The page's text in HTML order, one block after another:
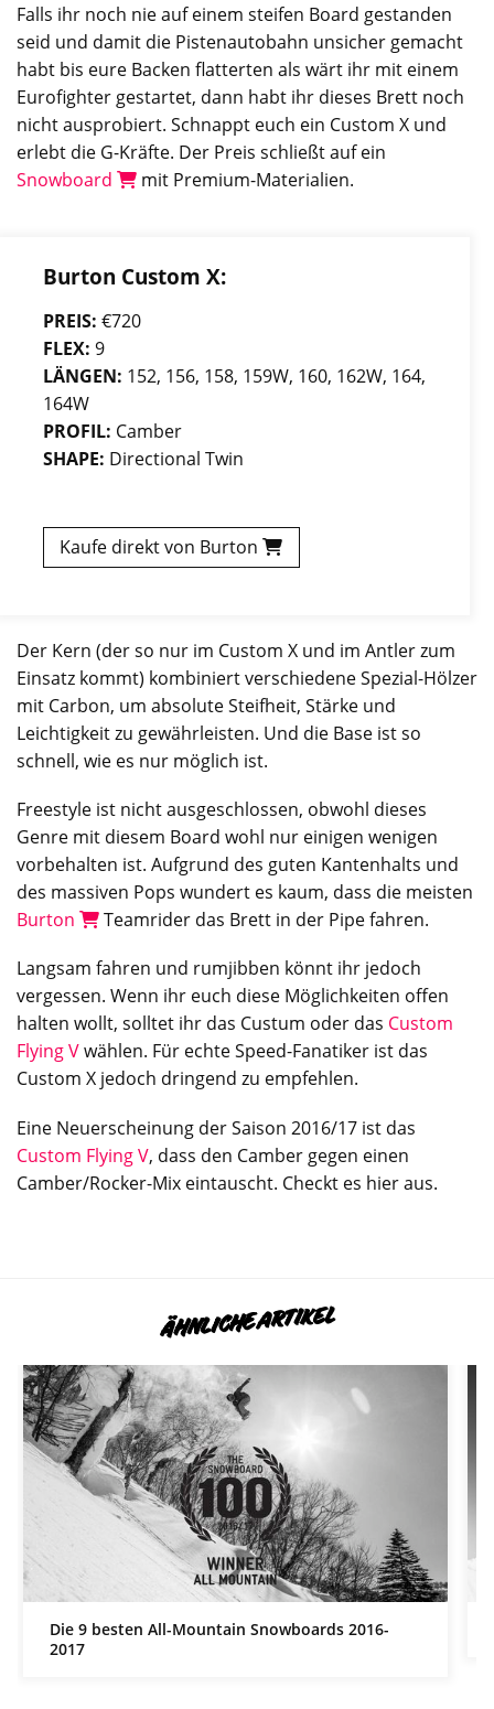
Falls ihr noch nie auf einem steifen Board gestanden
seid und damit die Pistenautobahn unsicher gemacht
habt bis eure Backen flatterten als wärt ihr mit einem
Eurofighter gestartet, dann habt ihr dieses Brett noch
nicht ausprobiert. Schnappt euch ein Custom X und
erlebt die G-Kräfte. Der Preis schließt auf ein
Snowboard
mit Premium-Materialien.
Burton Custom X:
PREIS: €720
FLEX: 9
LÄNGEN: 152, 156, 158, 159W, 160, 162W, 164,
164W
PROFIL: Camber
SHAPE: Directional Twin
Kaufe direkt von Burton
Der Kern (der so nur im Custom X und im Antler zum
Einsatz kommt) kombiniert verschiedene Spezial-Hölzer
mit Carbon, um absolute Steifheit, Stärke und
Leichtigkeit zu gewährleisten. Und die Base ist so
schnell, wie es nur möglich ist.
Freestyle ist nicht ausgeschlossen, obwohl dieses
Genre mit diesem Board wohl nur einigen wenigen
vorbehalten ist. Aufgrund des guten Kantenhalts und
des massiven Pops wundert es kaum, dass die meisten
Burton
Teamrider das Brett in der Pipe fahren.
Langsam fahren und rumjibben könnt ihr jedoch
vergessen. Wenn ihr euch diese Möglichkeiten offen
halten wollt, solltet ihr das Custum oder das Custom
Flying Vwählen. Für echte Speed-Fanatiker ist das
Custom X jedoch dringend zu empfehlen.
Eine Neuerscheinung der Saison 2016/17 ist das
Custom Flying V, dass den Camber gegen einen
Camber/Rocker-Mix eintauscht. Checkt es hier aus.
ÄHNLICHE ARTIKEL
Die 9 besten All-Mountain Snowboards 2016-
2017